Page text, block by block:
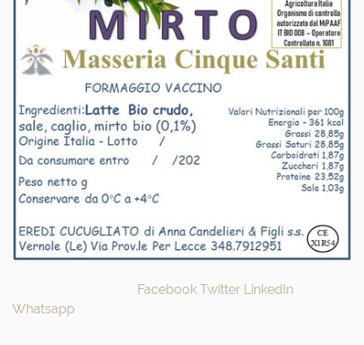
Facebook Twitter LinkedIn
Whatsapp